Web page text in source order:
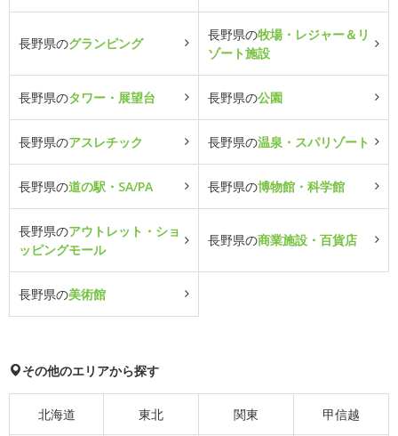
長野県のグランピング
長野県の牧場・レジャー＆リ
ゾート施設
長野県のタワー・展望台 長野県の公園
長野県のアスレチック 長野県の温泉・スパリゾート
長野県の道の駅・SA/PA 長野県の博物館・科学館
長野県のアウトレット・ショ
ッピングモール
長野県の商業施設・百貨店
長野県の美術館
その他のエリアから探す
北海道 東北 関東 甲信越